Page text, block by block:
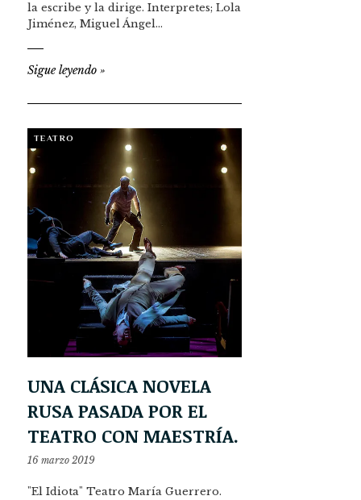
la escribe y la dirige. Interpretes; Lola
Jiménez, Miguel Ángel…
Sigue leyendo »
TEATRO
UNA CLÁSICA NOVELA
RUSA PASADA POR EL
TEATRO CON MAESTRÍA.
16 marzo 2019
"El Idiota" Teatro María Guerrero.